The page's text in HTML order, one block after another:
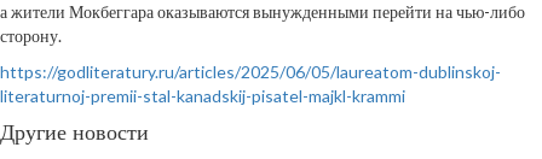
а жители Мокбеггара оказываются вынужденными перейти на чью-либо
сторону.
https://godliteratury.ru/articles/2025/06/05/laureatom-dublinskoj-
literaturnoj-premii-stal-kanadskij-pisatel-majkl-krammi
Другие новости